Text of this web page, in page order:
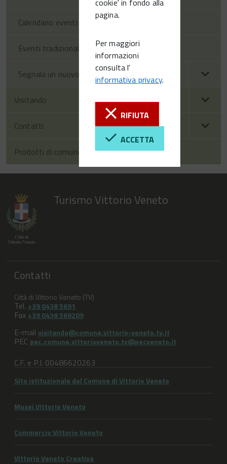
cookie' in fondo alla
pagina.
Per maggiori
informazioni
consulta l'
informativa privacy.
RIFIUTA
ACCETTA
Calendario eventi Vittorio Veneto
Eventi tradizionali
Segnala un nuovo evento
Visitando
Contatti
Prodotti di comunicazione
Turismo Vittorio Veneto
Contatti
Città di Vittorio Veneto (TV)
Tel. +39 0438 5691
Fax +39 0438 569209
E-mail visitando@comune.vittorio-veneto.tv.it
PEC pec.comune.vittorioveneto.tv@pecveneto.it
C.F. e P.I. 00486620263
Sito istituzionale del Comune di Vittorio Veneto
Musei Vittorio Veneto
Commercio Vittorio Veneto
Vittorio Veneto Creativa